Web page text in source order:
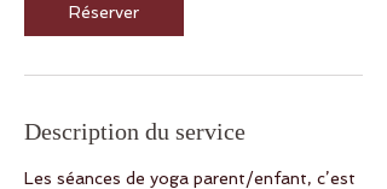
Réserver
Description du service
Les séances de yoga parent/enfant, c’est